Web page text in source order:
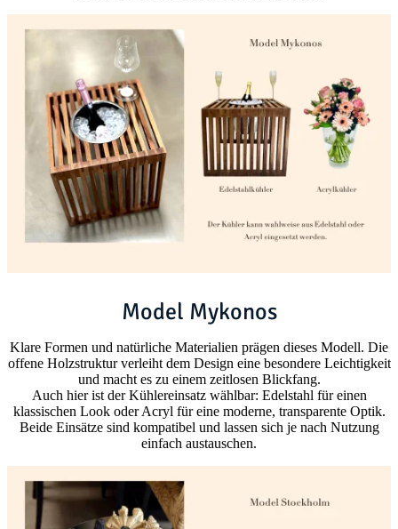
Model Mykonos
Klare Formen und natürliche Materialien prägen dieses Modell. Die
offene Holzstruktur verleiht dem Design eine besondere Leichtigkeit
und macht es zu einem zeitlosen Blickfang.
Auch hier ist der Kühlereinsatz wählbar: Edelstahl für einen
klassischen Look oder Acryl für eine moderne, transparente Optik.
Beide Einsätze sind kompatibel und lassen sich je nach Nutzung
einfach austauschen.